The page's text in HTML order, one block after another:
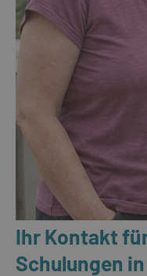
Ihr Kontakt
Schulungen